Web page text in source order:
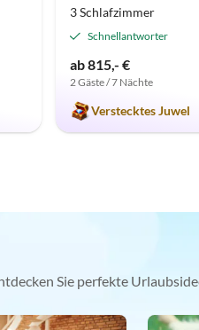
3 Schlafzimmer
Schnellantworter
ab 815,- €
2 Gäste / 7 Nächte
Verstecktes Juwel
Sie perfekte